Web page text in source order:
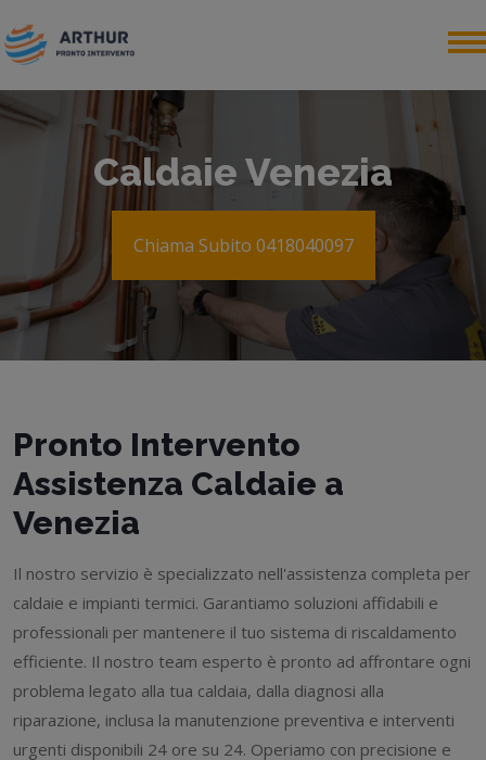
Caldaie Venezia
Chiama Subito 0418040097
Pronto Intervento
Assistenza Caldaie a
Venezia
Il nostro servizio è specializzato nell'assistenza completa per
caldaie e impianti termici. Garantiamo soluzioni affidabili e
professionali per mantenere il tuo sistema di riscaldamento
efficiente. Il nostro team esperto è pronto ad affrontare ogni
problema legato alla tua caldaia, dalla diagnosi alla
riparazione, inclusa la manutenzione preventiva e interventi
urgenti disponibili 24 ore su 24. Operiamo con precisione e